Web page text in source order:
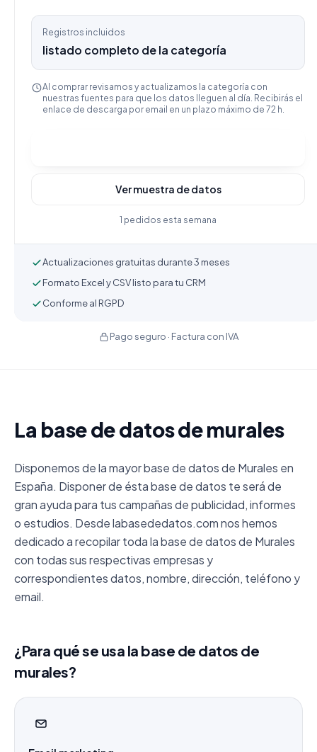
Registros incluidos
listado completo de la categoría
Al comprar revisamos y actualizamos la categoría con
nuestras fuentes para que los datos lleguen al día. Recibirás el
enlace de descarga por email en un plazo máximo de 72 h.
Ver muestra de datos
1 pedidos esta semana
Actualizaciones gratuitas durante 3 meses
Formato Excel y CSV listo para tu CRM
Conforme al RGPD
Pago seguro · Factura con IVA
La base de datos de murales
Disponemos de la mayor base de datos de Murales en
España. Disponer de ésta base de datos te será de
gran ayuda para tus campañas de publicidad, informes
o estudios. Desde labasededatos.com nos hemos
dedicado a recopilar toda la base de datos de Murales
con todas sus respectivas empresas y
correspondientes datos, nombre, dirección, teléfono y
email.
¿Para qué se usa la base de datos de
murales?